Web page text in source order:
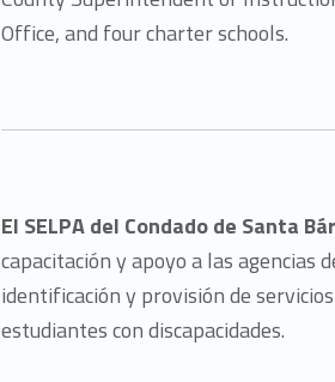
Office, and four charter schools.
El SELPA del Condado de Santa
capacitación y apoyo a las agencias
identificación y provisión de
estudiantes con discapacidades.